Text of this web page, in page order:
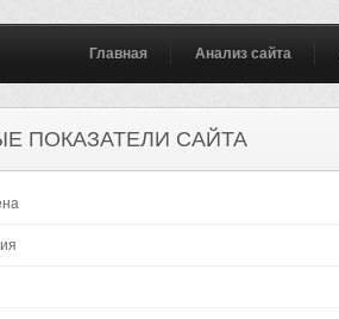
Главная Анализ сайта
ПОКАЗАТЕЛИ САЙТА